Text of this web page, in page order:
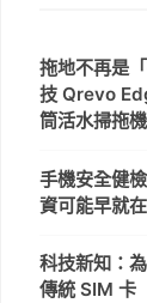
拖地不再是
技 Qrevo
筒活水掃拖
手機安全健
資可能早就在
科技新知：
傳統 SIM 卡